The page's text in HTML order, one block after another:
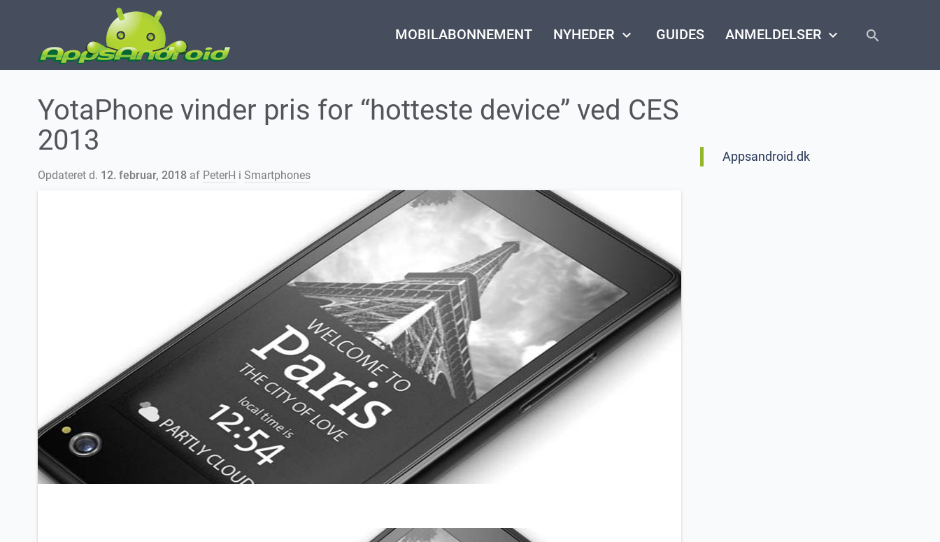
MOBILABONNEMENT NYHEDER keyboard_arrow_down GUIDES ANMELDELSER keyboard_arrow_down search
close
YotaPhone vinder pris for “hotteste device” ved CES
2013
Opdateret d. 12. februar, 2018af PeterH i Smartphones
Appsandroid.dk